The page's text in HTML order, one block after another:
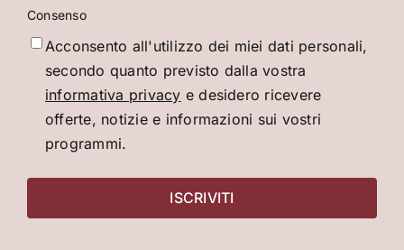
Consenso
Acconsento all'utilizzo dei miei dati personali,
secondo quanto previsto dalla vostra
informativa privacy e desidero ricevere
offerte, notizie e informazioni sui vostri
programmi.